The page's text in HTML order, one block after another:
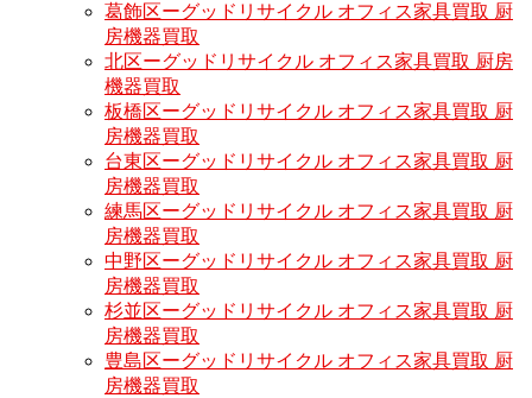
葛飾区ーグッドリサイクル オフィス家具買取 厨
房機器買取
北区ーグッドリサイクル オフィス家具買取 厨房
機器買取
板橋区ーグッドリサイクル オフィス家具買取 厨
房機器買取
台東区ーグッドリサイクル オフィス家具買取 厨
房機器買取
練馬区ーグッドリサイクル オフィス家具買取 厨
房機器買取
中野区ーグッドリサイクル オフィス家具買取 厨
房機器買取
杉並区ーグッドリサイクル オフィス家具買取 厨
房機器買取
豊島区ーグッドリサイクル オフィス家具買取 厨
房機器買取